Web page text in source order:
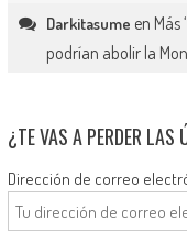
Darkitasume en Más
podrían abolir la
¿TE VAS A PERDER
Dirección de correo